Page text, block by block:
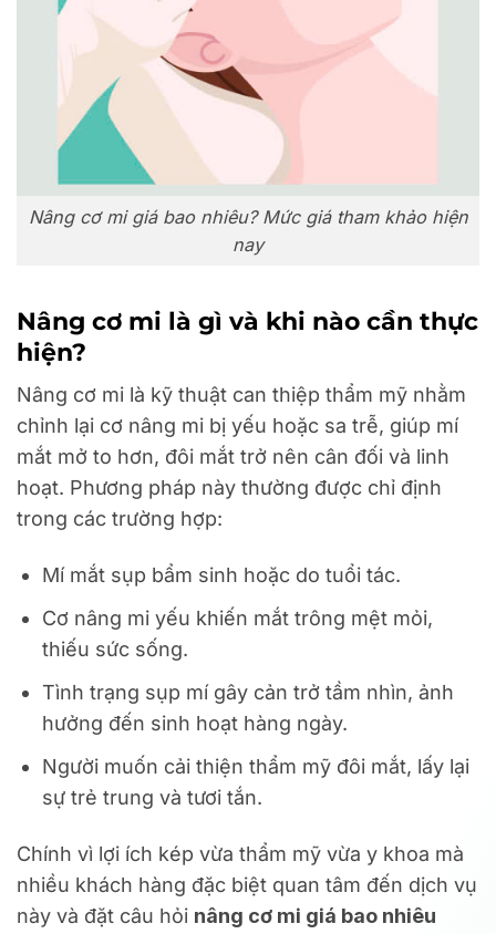
Nâng cơ mi giá bao nhiêu? Mức giá tham khảo hiện
nay
Nâng cơ mi là gì và khi nào cần thực
hiện?
Nâng cơ mi là kỹ thuật can thiệp thẩm mỹ nhằm
chỉnh lại cơ nâng mi bị yếu hoặc sa trễ, giúp mí
mắt mở to hơn, đôi mắt trở nên cân đối và linh
hoạt. Phương pháp này thường được chỉ định
trong các trường hợp:
Mí mắt sụp bẩm sinh hoặc do tuổi tác.
Cơ nâng mi yếu khiến mắt trông mệt mỏi,
thiếu sức sống.
Tình trạng sụp mí gây cản trở tầm nhìn, ảnh
hưởng đến sinh hoạt hàng ngày.
Người muốn cải thiện thẩm mỹ đôi mắt, lấy lại
sự trẻ trung và tươi tắn.
Chính vì lợi ích kép vừa thẩm mỹ vừa y khoa mà
nhiều khách hàng đặc biệt quan tâm đến dịch vụ
này và đặt câu hỏi nâng cơ mi giá bao nhiêu